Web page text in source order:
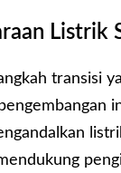
Listrik
transisi